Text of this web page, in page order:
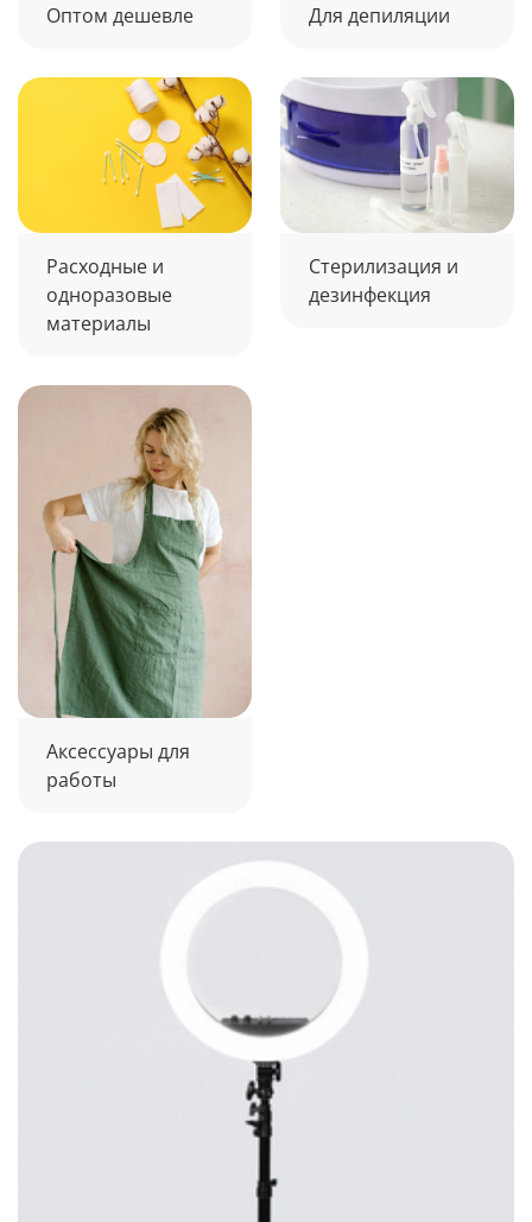
Оптом дешевле Для депиляции
Расходные и
одноразовые
материалы
Стерилизация и
дезинфекция
Аксессуары для
работы